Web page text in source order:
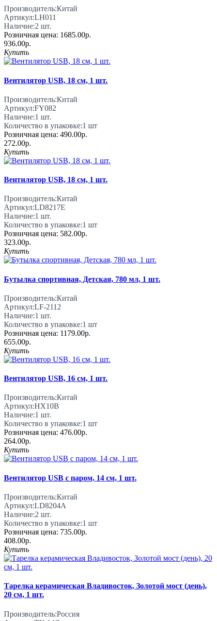
Производитель:Китай
Артикул:LH011
Наличие:2 шт.
Розничная цена: 1685.00р.
936.00р.
Купить
Вентилятор USB, 18 см, 1 шт.
Производитель:Китай
Артикул:FY082
Наличие:1 шт.
Количество в упаковке:1 шт
Розничная цена: 490.00р.
272.00р.
Купить
Вентилятор USB, 18 см, 1 шт.
Производитель:Китай
Артикул:LD8217E
Наличие:1 шт.
Количество в упаковке:1 шт
Розничная цена: 582.00р.
323.00р.
Купить
Бутылка спортивная, Детская, 780 мл, 1 шт.
Производитель:Китай
Артикул:LF-2112
Наличие:1 шт.
Количество в упаковке:1 шт
Розничная цена: 1179.00р.
655.00р.
Купить
Вентилятор USB, 16 см, 1 шт.
Производитель:Китай
Артикул:HX10B
Наличие:1 шт.
Количество в упаковке:1 шт
Розничная цена: 476.00р.
264.00р.
Купить
Вентилятор USB с паром, 14 см, 1 шт.
Производитель:Китай
Артикул:LD8204A
Наличие:2 шт.
Количество в упаковке:1 шт
Розничная цена: 735.00р.
408.00р.
Купить
Тарелка керамическая Владивосток, Золотой мост (день),
20 см, 1 шт.
Производитель:Россия